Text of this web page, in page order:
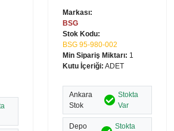
Markası:
BSG
Stok Kodu:
BSG 95-980-002
Min Sipariş Miktarı: 1
Kutu İçeriği: ADET
Ankara
Stok
Stokta
Var
Depo
Stokta